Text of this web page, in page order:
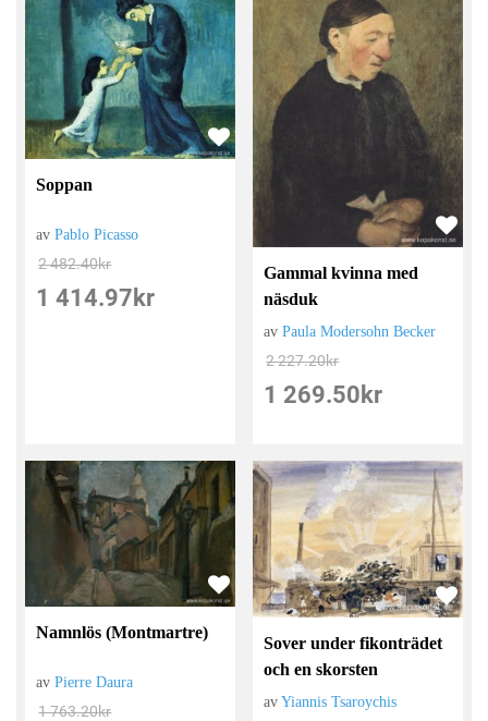
Soppan
avPablo Picasso
2 482.40kr
1 414.97 kr
Gammal kvinna med
näsduk
avPaula Modersohn Becker
2 227.20kr
1 269.50 kr
Namnlös (Montmartre)
avPierre Daura
1 763.20kr
Sover under fikonträdet
och en skorsten
avYiannis Tsaroychis